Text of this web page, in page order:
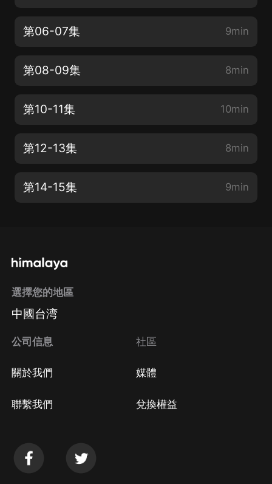
第06-07集 9min
第08-09集 8min
第10-11集 10min
第12-13集 8min
第14-15集 9min
選擇您的地區
中國台湾
公司信息
關於我們
聯繫我們
社區
媒體
兌換權益